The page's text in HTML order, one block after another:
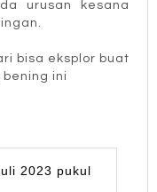
urusan kesana
bisa eksplor buat
ini
2023 pukul